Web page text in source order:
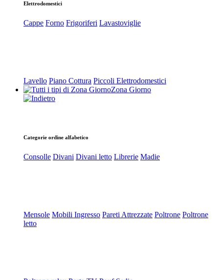
Elettrodomestici
Cappe Forno Frigoriferi Lavastoviglie
Lavello Piano Cottura Piccoli Elettrodomestici
Zona Giorno
Categorie ordine alfabetico
Consolle Divani Divani letto Librerie Madie
Mensole Mobili Ingresso Pareti Attrezzate Poltrone Poltrone
letto